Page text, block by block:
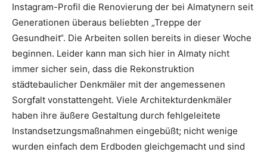
Instagram-Profil die Renovierung der bei Almatynern seit
Generationen überaus beliebten „Treppe der
Gesundheit“. Die Arbeiten sollen bereits in dieser Woche
beginnen. Leider kann man sich hier in Almaty nicht
immer sicher sein, dass die Rekonstruktion
städtebaulicher Denkmäler mit der angemessenen
Sorgfalt vonstattengeht. Viele Architekturdenkmäler
haben ihre äußere Gestaltung durch fehlgeleitete
Instandsetzungsmaßnahmen eingebüßt; nicht wenige
wurden einfach dem Erdboden gleichgemacht und sind